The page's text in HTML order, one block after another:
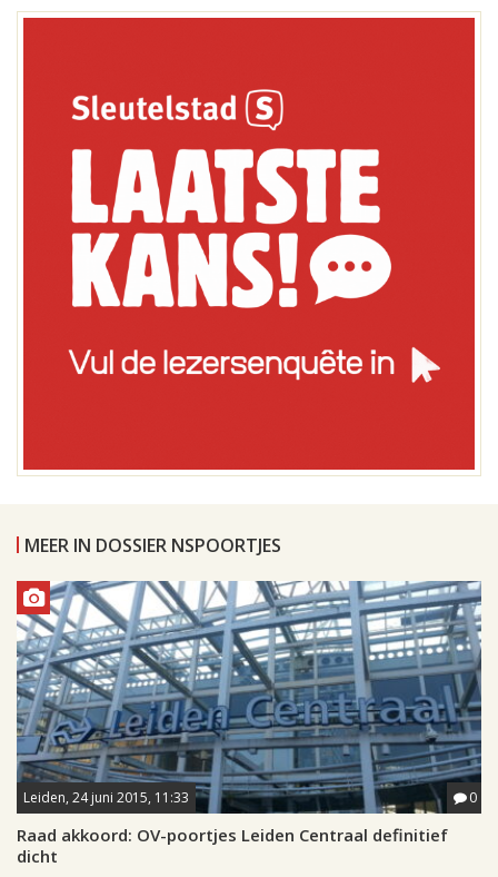
MEER IN DOSSIER NSPOORTJES
Leiden, 24 juni 2015, 11:33 0
Raad akkoord: OV-poortjes Leiden Centraal definitief
dicht